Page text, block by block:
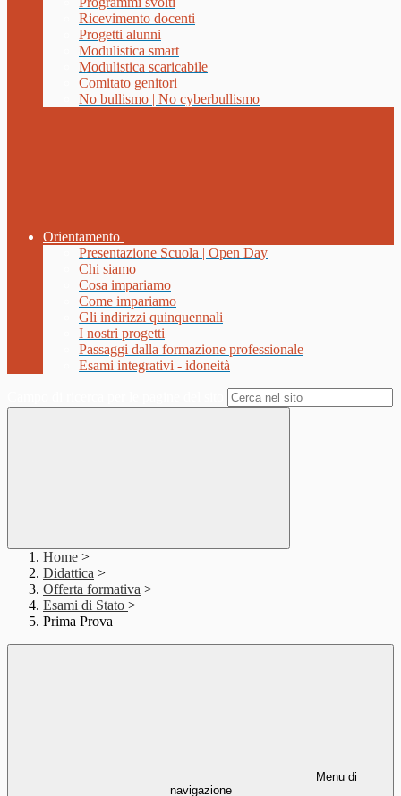
Ricevimento docenti
Progetti alunni
Modulistica smart
Modulistica scaricabile
Comitato genitori
No bullismo | No cyberbullismo
Orientamento
Presentazione Scuola | Open Day
Chi siamo
Cosa impariamo
Come impariamo
Gli indirizzi quinquennali
I nostri progetti
Passaggi dalla formazione professionale
Esami integrativi - idoneità
Home >
Didattica >
Offerta formativa >
Esami di Stato >
Prima Prova
Menu di
navigazione